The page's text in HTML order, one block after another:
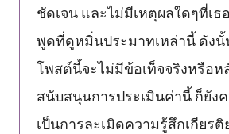
ชัดเจน และไม่มีเหตุผลใดๆที่เ
พูดที่ดูหมิ่นประมาทเหล่านี้ ดังนั้
โพสต์นี้จะไม่มีข้อเท็จจริงหรือห
สนับสนุนการประเมินค่านี้ ก็ยัง
เป็นการละเมิดความรู้สึกเกียร